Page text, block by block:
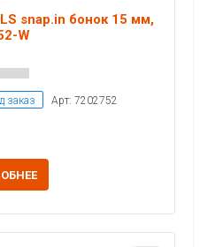
snap.in бонок 15 мм,
W
заказ Арт: 7202752